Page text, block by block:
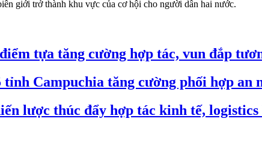
giới trở thành khu vực của cơ hội cho người dân hai nước.
tựa tăng cường hợp tác, vun đắp
tỉnh Campuchia tăng cường phối hợp an
lược thúc đẩy hợp tác kinh tế,